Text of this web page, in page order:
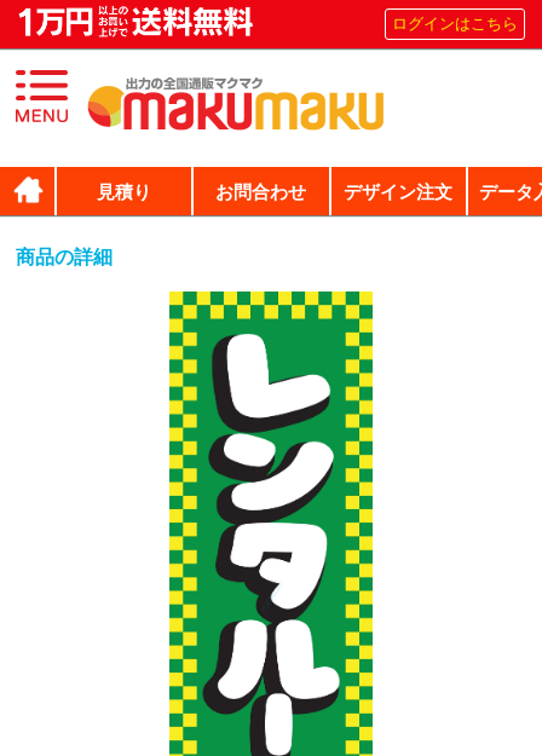
ログインはこちら
見積り お問合わせ デザイン注文 データ
商品の詳細